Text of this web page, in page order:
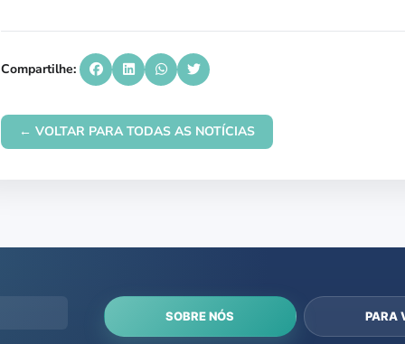
Compartilhe:
← VOLTAR PARA TODAS AS NOTÍCIAS
SOBRE NÓS PARA